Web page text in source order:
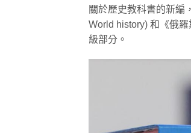
關於歷史教科書的新編
World history) 和《俄
級部分。